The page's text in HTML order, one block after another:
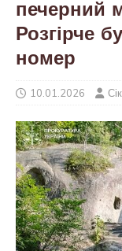
печерний
Розгірче
номер
10.01.2026